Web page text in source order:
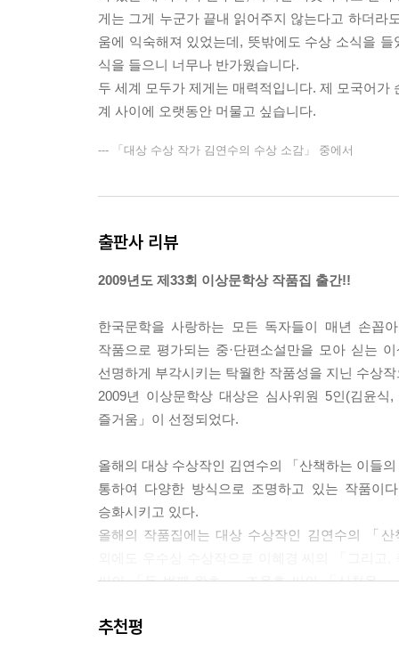
게는 그게 누군가 끝내 읽어주지 않는다고 하더라
움에 익숙해져 있었는데, 뜻밖에도 수상 소식을
식을 들으니 너무나 반가웠습니다.
두 세계 모두가 제게는 매력적입니다. 제 모국어
계 사이에 오랫동안 머물고 싶습니다.
--- 「대상 수상 작가 김연수의 수상 소감」 중에서
출판사 리뷰
2009년도 제33회 이상문학상 작품집 출간!!
한국문학을 사랑하는 모든 독자들이 매년 손꼽
작품으로 평가되는 중·단편소설만을 모아 싣는
선명하게 부각시키는 탁월한 작품성을 지닌 수상
2009년 이상문학상 대상은 심사위원 5인(김윤
즐거움」이 선정되었다.
올해의 대상 수상작인 김연수의 「산책하는 이들
통하여 다양한 방식으로 조명하고 있는 작품이
승화시키고 있다.
올해의 작품집에는 대상 수상작인 김연수의 「
씨의 「두 번째 왈츠」, 조용호 씨의 「신천옹
추천평